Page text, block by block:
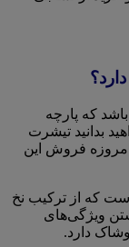
که پارچه
بدانید تیشرت
امروزه فروش این
که از ترکیب نخ
ویژگی‌های
دارد.